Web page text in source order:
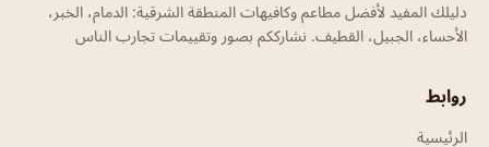
دليلك المفيد لأفضل مطاعم وكافيهات المنطقة الشرقية: الدمام، الخبر،
الأحساء، الجبيل، القطيف. نشارككم بصور وتقييمات تجارب الناس
روابط
الرئيسية